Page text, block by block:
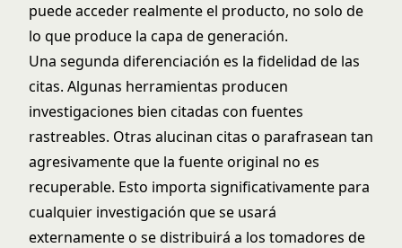
puede acceder realmente el producto, no solo de
lo que produce la capa de generación.
Una segunda diferenciación es la fidelidad de las
citas. Algunas herramientas producen
investigaciones bien citadas con fuentes
rastreables. Otras alucinan citas o parafrasean tan
agresivamente que la fuente original no es
recuperable. Esto importa significativamente para
cualquier investigación que se usará
externamente o se distribuirá a los tomadores de